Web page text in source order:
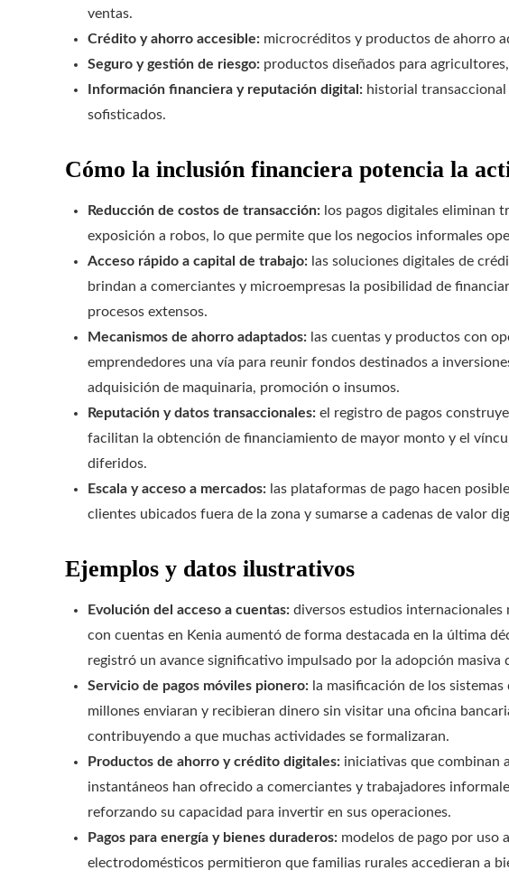
ventas.
Crédito y ahorro accesible: microcréditos y productos de ahorro
Seguro y gestión de riesgo: productos diseñados para
Información financiera y reputación digital: historial transaccional
sofisticados.
Cómo la inclusión financiera potencia la
Reducción de costos de transacción: los pagos digitales eliminan
exposición a robos, lo que permite que los negocios informales
Acceso rápido a capital de trabajo: las soluciones digitales de
brindan a comerciantes y microempresas la posibilidad de
procesos extensos.
Mecanismos de ahorro adaptados: las cuentas y productos con
emprendedores una vía para reunir fondos destinados a
adquisición de maquinaria, promoción o insumos.
Reputación y datos transaccionales: el registro de pagos
facilitan la obtención de financiamiento de mayor monto y el
diferidos.
Escala y acceso a mercados: las plataformas de pago hacen
clientes ubicados fuera de la zona y sumarse a cadenas de valor
Ejemplos y datos ilustrativos
Evolución del acceso a cuentas: diversos estudios
con cuentas en Kenia aumentó de forma destacada en la última
registró un avance significativo impulsado por la adopción masiva
Servicio de pagos móviles pionero: la masificación de los
millones enviaran y recibieran dinero sin visitar una oficina
contribuyendo a que muchas actividades se formalizaran.
Productos de ahorro y crédito digitales: iniciativas que combinan
instantáneos han ofrecido a comerciantes y trabajadores
reforzando su capacidad para invertir en sus operaciones.
Pagos para energía y bienes duraderos: modelos de pago por uso
electrodomésticos permitieron que familias rurales accedieran a